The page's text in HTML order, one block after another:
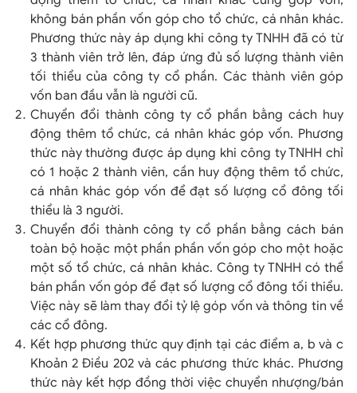
không bán phần vốn góp cho tổ chức, cá nhân khác.
Phương thức này áp dụng khi công ty TNHH đã có từ
3 thành viên trở lên, đáp ứng đủ số lượng thành viên
tối thiểu của công ty cổ phần. Các thành viên góp
vốn ban đầu vẫn là người cũ.
Chuyển đổi thành công ty cổ phần bằng cách huy
động thêm tổ chức, cá nhân khác góp vốn. Phương
thức này thường được áp dụng khi công ty TNHH chỉ
có 1 hoặc 2 thành viên, cần huy động thêm tổ chức,
cá nhân khác góp vốn để đạt số lượng cổ đông tối
thiểu là 3 người.
Chuyển đổi thành công ty cổ phần bằng cách bán
toàn bộ hoặc một phần phần vốn góp cho một hoặc
một số tổ chức, cá nhân khác. Công ty TNHH có thể
bán phần vốn góp để đạt số lượng cổ đông tối thiểu.
Việc này sẽ làm thay đổi tỷ lệ góp vốn và thông tin về
các cổ đông.
Kết hợp phương thức quy định tại các điểm a, b và c
Khoản 2 Điều 202 và các phương thức khác. Phương
thức này kết hợp đồng thời việc chuyển nhượng/bán